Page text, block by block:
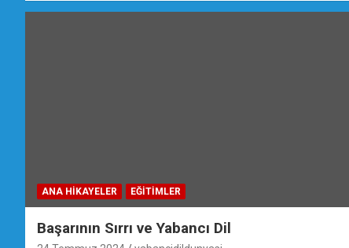
ANA HIKAYELER EĞİTİMLER
Başarının Sırrı ve Yabancı Dil